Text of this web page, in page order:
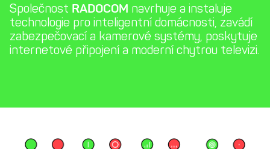
Společnost RADOCOM navrhuje a instaluje
technologie pro inteligentní domácnosti, zavádí
zabezpečovací a kamerové systémy, poskytuje
internetové připojení a moderní chytrou televizi.